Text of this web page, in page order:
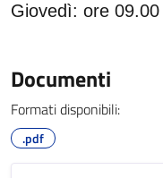
Giovedì: ore 09.00
Documenti
Formati disponibili:
.pdf